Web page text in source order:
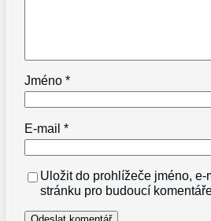
Jméno*
E-mail*
Uložit do prohlížeče jméno, e-
stránku pro budoucí